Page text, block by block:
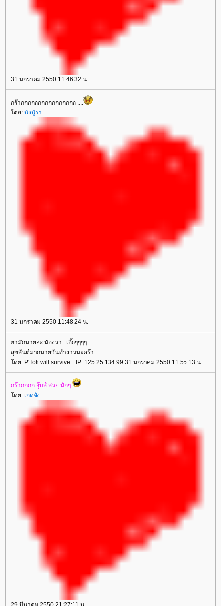
31 มกราคม 2550 11:46:32 น.
กร๊ากกกกกกกกกกกกกกกก ....
ดย: นังนู๋วา
31 มกราคม 2550 11:48:24 น.
ฮามั่กมายค่ะ น้องวา...เอิ๊กๆๆๆๆ
สุขสันต์มากมายวันทำงานนะคร๊า
ดย: P'Toh will survive... IP: 125.25.134.99 31 มกราคม 2550 11:55:13 น.
กร๊ากกกก อุ๊บส์ สวย มักๆ
ดย: เกดจัง
29 มีนาคม 2550 21:27:11 น.